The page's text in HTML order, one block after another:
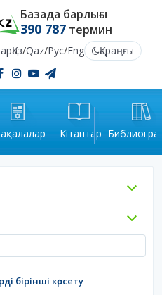
Базада барлығы
390 787термин
Қаз/Qaz/Рус/Eng
Қараңғы
Кітаптар
бірінші көрсету